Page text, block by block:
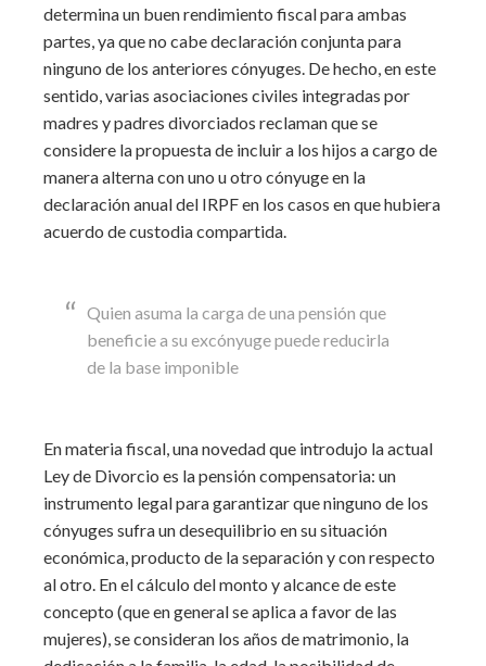
determina un buen rendimiento fiscal para ambas
partes, ya que no cabe declaración conjunta para
ninguno de los anteriores cónyuges. De hecho, en este
sentido, varias asociaciones civiles integradas por
madres y padres divorciados reclaman que se
considere la propuesta de incluir a los hijos a cargo de
manera alterna con uno u otro cónyuge en la
declaración anual del IRPF en los casos en que hubiera
acuerdo de custodia compartida.
Quien asuma la carga de una pensión que
beneficie a su excónyuge puede reducirla
de la base imponible
En materia fiscal, una novedad que introdujo la actual
Ley de Divorcio es la pensión compensatoria: un
instrumento legal para garantizar que ninguno de los
cónyuges sufra un desequilibrio en su situación
económica, producto de la separación y con respecto
al otro. En el cálculo del monto y alcance de este
concepto (que en general se aplica a favor de las
mujeres), se consideran los años de matrimonio, la